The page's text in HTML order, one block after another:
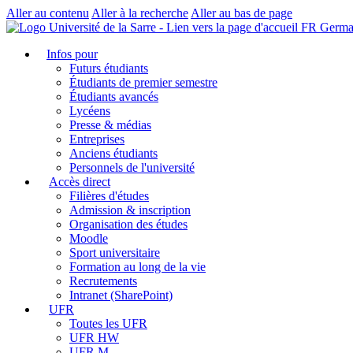
Aller au contenu Aller à la recherche Aller au bas de page
FR
Infos pour
Futurs étudiants
Étudiants de premier semestre
Étudiants avancés
Lycéens
Presse & médias
Entreprises
Anciens étudiants
Personnels de l'université
Accès direct
Filières d'études
Admission & inscription
Organisation des études
Moodle
Sport universitaire
Formation au long de la vie
Recrutements
Intranet (SharePoint)
UFR
Toutes les UFR
UFR HW